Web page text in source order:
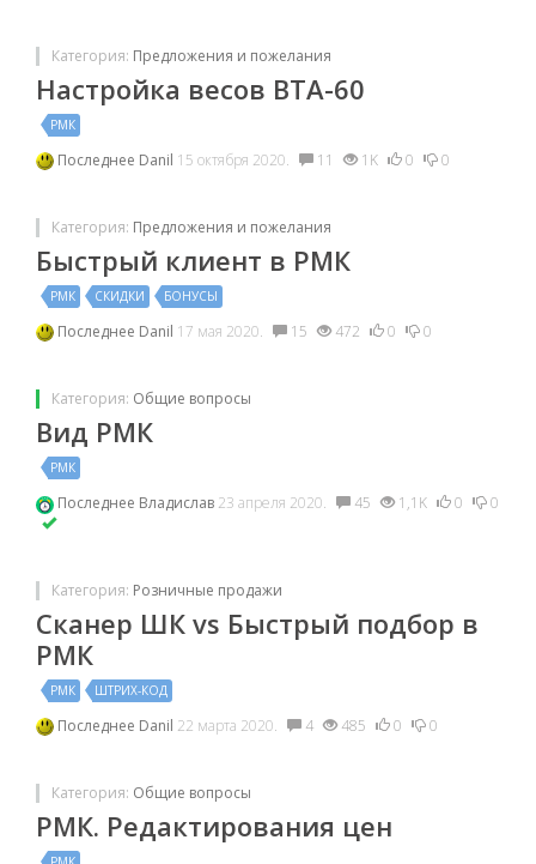
Категория: Предложения и пожелания
Настройка весов ВТА-60
РМК
Последнее Danil 15 октября 2020. 11 1K 0 0
Категория: Предложения и пожелания
Быстрый клиент в РМК
РМК СКИДКИ БОНУСЫ
Последнее Danil 17 мая 2020. 15 472 0 0
Категория: Общие вопросы
Вид РМК
РМК
Последнее Владислав 23 апреля 2020. 45 1,1K 0 0
Категория: Розничные продажи
Сканер ШК vs Быстрый подбор в
РМК
РМК ШТРИХ-КОД
Последнее Danil 22 марта 2020. 4 485 0 0
Категория: Общие вопросы
РМК. Редактирования цен